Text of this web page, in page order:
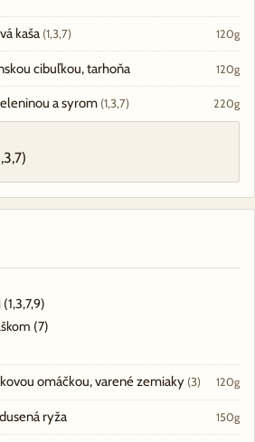
kaša (1,3,7) 120g
cibuľkou, tarhoňa 120g
a syrom (1,3,7) 220g
(1,3,7,9)
(7)
omáčkou, varené zemiaky (3) 120g
ryža 150g